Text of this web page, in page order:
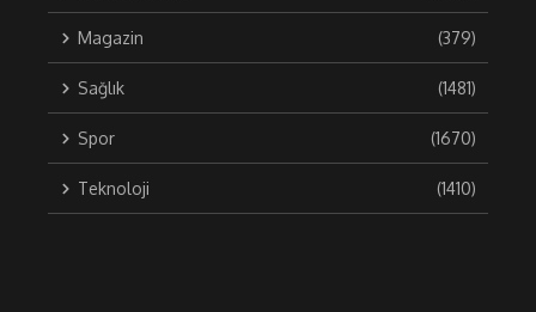
Magazin (379)
Sağlık (1481)
Spor (1670)
Teknoloji (1410)